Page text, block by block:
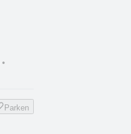
•
Parken